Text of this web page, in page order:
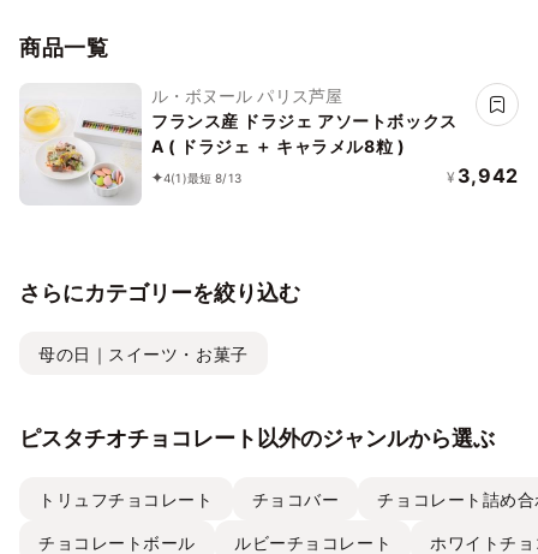
商品一覧
ル・ボヌール パリス芦屋
フランス産 ドラジェ アソートボックス
A ( ドラジェ ＋ キャラメル8粒 )
4(1)最短 8/13 ¥ 3,942
さらにカテゴリーを絞り込む
母の日｜スイーツ・お菓子
ピスタチオチョコレート以外のジャンルから選ぶ
トリュフチョコレート チョコバー チョコレート詰め
チョコレートボール ルビーチョコレート ホワイトチ